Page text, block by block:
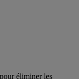
éliminer les